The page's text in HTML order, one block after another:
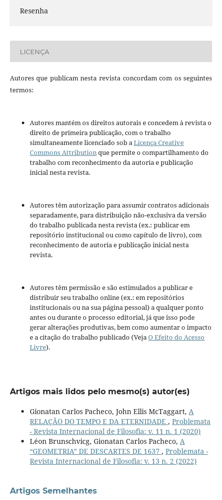
Resenha
LICENÇA
Autores que publicam nesta revista concordam com os seguintes
termos:
Autores mantém os direitos autorais e concedem à revista o
direito de primeira publicação, com o trabalho
simultaneamente licenciado sob aLicença Creative
Commons Attributionque permite o compartilhamento do
trabalho com reconhecimento da autoria e publicação
inicial nesta revista.
Autores têm autorização para assumir contratos adicionais
separadamente, para distribuição não-exclusiva da versão
do trabalho publicada nesta revista (ex.: publicar em
repositório institucional ou como capítulo de livro), com
reconhecimento de autoria e publicação inicial nesta
revista.
Autores têm permissão e são estimulados a publicar e
distribuir seu trabalho online (ex.: em repositórios
institucionais ou na sua página pessoal) a qualquer ponto
antes ou durante o processo editorial, já que isso pode
gerar alterações produtivas, bem como aumentar o impacto
e a citação do trabalho publicado (VejaO Efeito do Acesso
Livre).
Artigos mais lidos pelo mesmo(s) autor(es)
Gionatan Carlos Pacheco, John Ellis McTaggart, A
RELAÇÃO DO TEMPO E DA ETERNIDADE , Problemata
- Revista Internacional de Filosofia: v. 11 n. 1 (2020)
Léon Brunschvicg, Gionatan Carlos Pacheco, A
“GEOMETRIA” DE DESCARTES DE 1637 , Problemata -
Revista Internacional de Filosofia: v. 13 n. 2 (2022)
Artigos Semelhantes